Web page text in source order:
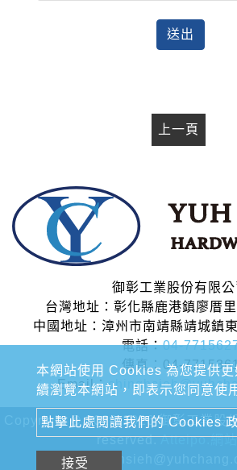
送出
上一頁
本網站使用 Cookies 為您提供更
續瀏覽本網站，即表示您同意使
點擊此處閱讀我們的 Cookies
接受
御彰工業股份有限公
台灣地址：彰化縣鹿港鎮廖厝
中國地址：漳州市南靖縣靖城鎮
電話：04-
傳真：04-
Email：
Copyright © 2020-2026 御彰工業股
reserved.Atteipo.網